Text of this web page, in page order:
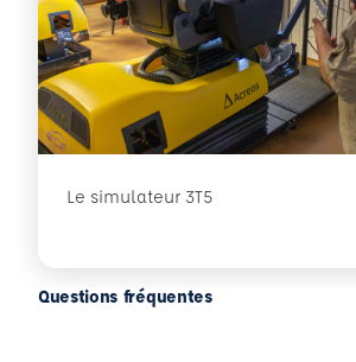
Le simulateur 3T5
Questions fréquentes